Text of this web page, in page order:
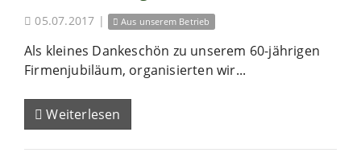
05.07.2017 | Aus unserem Betrieb
Als kleines Dankeschön zu unserem 60-jährigen
Firmenjubiläum, organisierten wir...
Weiterlesen